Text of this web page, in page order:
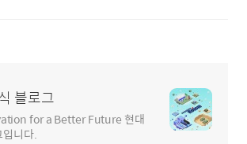
블로그
for a Better Future 현대
니다.